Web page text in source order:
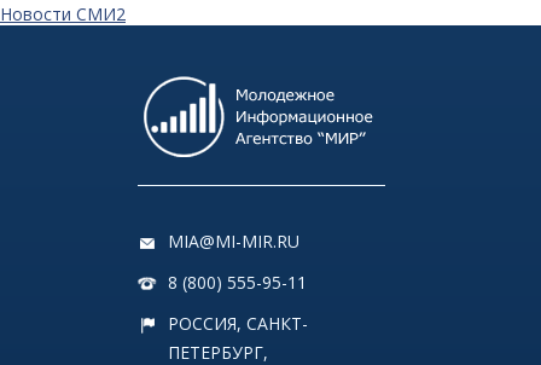
Новости СМИ2
MIA@MI-MIR.RU
8 (800) 555-95-11
РОССИЯ, САНКТ-
ПЕТЕРБУРГ,